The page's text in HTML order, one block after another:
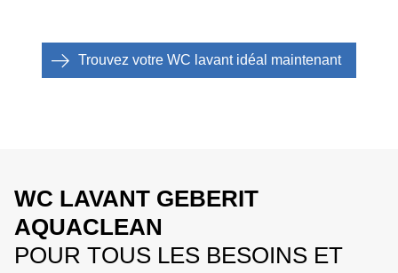
Trouvez votre WC lavant idéal maintenant
WC LAVANT GEBERIT
AQUACLEAN
POUR TOUS LES BESOINS ET